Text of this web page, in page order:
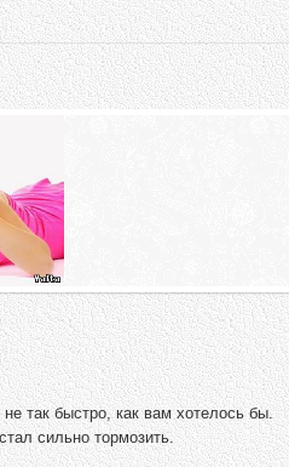
так быстро, как вам хотелось бы.
сильно тормозить.